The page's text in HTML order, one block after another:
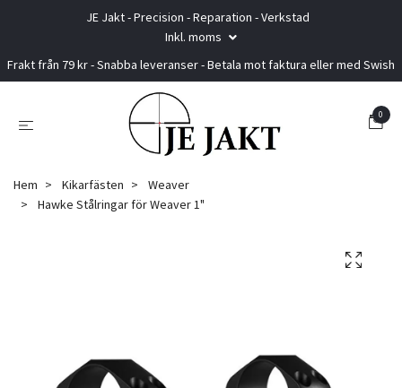
JE Jakt - Precision - Reparation - Verkstad
Inkl. moms
Frakt från 79 kr - Snabba leveranser - Betala mot faktura eller med Swish
0
Hem Kikarfästen
Weaver
Hawke Stålringar för Weaver 1"